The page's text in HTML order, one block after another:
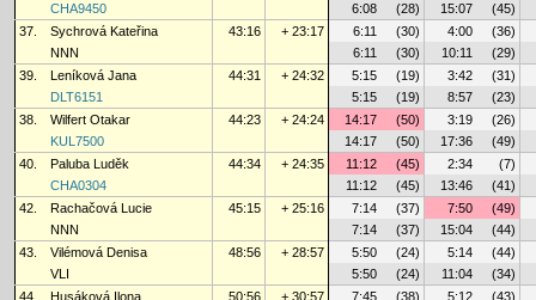
CHA9450
6:08 (28) 15:07
(45)
37.
Sychrová Kateřina 43:16 + 23:17 6:11 (30) 4:00
(36)
NNN
6:11 (30) 10:11
(29)
39.
Leníková Jana 44:31 + 24:32 5:15 (19) 3:42
(31)
DLT6151
5:15 (19) 8:57
(23)
38.
Wilfert Otakar 44:23 + 24:24 14:17 (50) 3:19
(26)
KUL7500
14:17 (50) 17:36
(49)
40.
Paluba Luděk 44:34 + 24:35 11:12 (45) 2:34
(7)
CHA0304
11:12 (45) 13:46
(41)
42.
Rachačová Lucie 45:15 + 25:16 7:14 (37) 7:50
(49)
NNN
7:14 (37) 15:04
(44)
43.
Vilémová Denisa 48:56 + 28:57 5:50 (24) 5:14
(44)
VLI
5:50 (24) 11:04
(34)
44.
Husáková Ilona 50:56 + 30:57 7:45 (38) 5:12
(43)